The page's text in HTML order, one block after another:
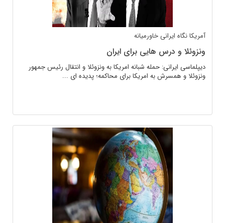
آمریکانگاه ایرانی خاورمیانه
ونزوئلا و درس هایی برای ایران
دیپلماسی ایرانی: حمله شبانه امریکا به ونزوئلا و انتقال رئیس جمهور
ونزوئلا و همسرش به امریکا برای محاکمه؛ پدیده ای ...